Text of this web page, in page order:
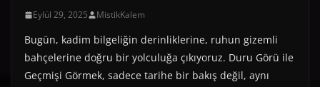
Eylül 29, 2025 MistikKalem
Bugün, kadim bilgeliğin derinliklerine, ruhun gizemli
bahçelerine doğru bir yolculuğa çıkıyoruz. Duru Görü ile
Geçmişi Görmek, sadece tarihe bir bakış değil, aynı